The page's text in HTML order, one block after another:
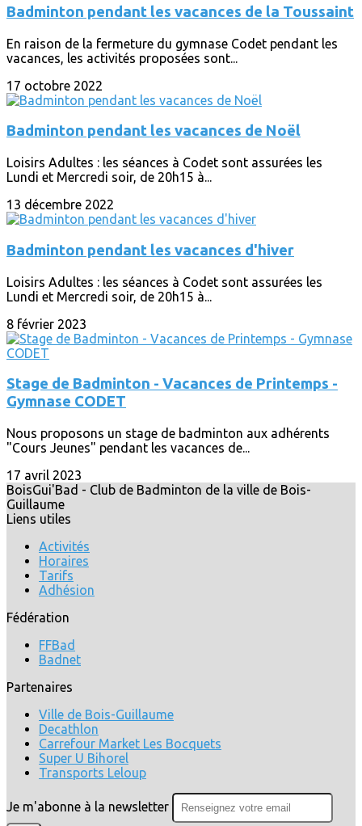
Badminton pendant les vacances de la Toussaint
En raison de la fermeture du gymnase Codet pendant les
vacances, les activités proposées sont...
17 octobre 2022
Badminton pendant les vacances de Noël
Loisirs Adultes : les séances à Codet sont assurées les
Lundi et Mercredi soir, de 20h15 à...
13 décembre 2022
Badminton pendant les vacances d'hiver
Loisirs Adultes : les séances à Codet sont assurées les
Lundi et Mercredi soir, de 20h15 à...
8 février 2023
Stage de Badminton - Vacances de Printemps -
Gymnase CODET
Nous proposons un stage de badminton aux adhérents
"Cours Jeunes" pendant les vacances de...
17 avril 2023
BoisGui'Bad - Club de Badminton de la ville de Bois-
Guillaume
Liens utiles
Activités
Horaires
Tarifs
Adhésion
Fédération
FFBad
Badnet
Partenaires
Ville de Bois-Guillaume
Decathlon
Carrefour Market Les Bocquets
Super U Bihorel
Transports Leloup
Je m'abonne à la newsletter